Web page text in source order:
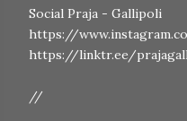
Social Praja - Gallipoli
https://
https://linktr.ee/
//